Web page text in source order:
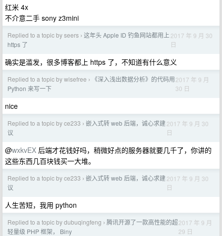
红米 4x
不介意二手 sony z3mini
Replied to a topic by seers › 这年头 Apple ID 钓鱼网站都用上
https 了
2017 年 9 月 30
日
确实是滥发，很多博客都上 https 了，不知道有什么意义
Replied to a topic by wisefree ›
《深入浅出数据分析》的代码用
Python 来写一下
2017 年 9 月
30 日
nice
Replied to a topic by ce233 › 嵌入式转 web 后端，诚心求建
议
2017 年 9 月 30
日
@wxkvEX 后端才花钱好吗，稍微好点的服务器就要几千了，你讲的
这些东西几百块钱买一大堆。
Replied to a topic by ce233 › 嵌入式转 web 后端，诚心求建
议
2017 年 9 月 30
日
人生苦短，我用 python
Replied to a topic by dubuqingfeng › 腾讯开源了一款高性能的超
轻量级 PHP 框架， Biny
2017 年 9 月
29 日